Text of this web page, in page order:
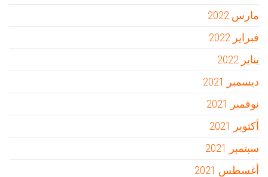
مارس 2022
فبراير 2022
يناير 2022
ديسمبر 2021
نوفمبر 2021
أكتوبر 2021
سبتمبر 2021
أغسطس 2021